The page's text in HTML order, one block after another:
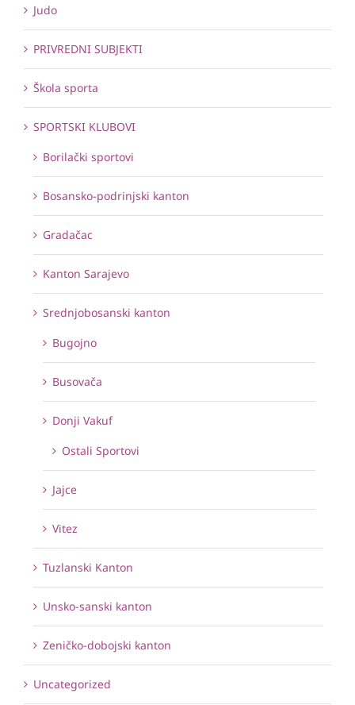
Judo
PRIVREDNI SUBJEKTI
Škola sporta
SPORTSKI KLUBOVI
Borilački sportovi
Bosansko-podrinjski kanton
Gradačac
Kanton Sarajevo
Srednjobosanski kanton
Bugojno
Busovača
Donji Vakuf
Ostali Sportovi
Jajce
Vitez
Tuzlanski Kanton
Unsko-sanski kanton
Zeničko-dobojski kanton
Uncategorized